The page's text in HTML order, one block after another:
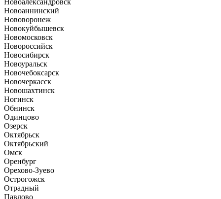
Новоалександровск
Новоаннинский
Нововоронеж
Новокуйбышевск
Новомосковск
Новороссийск
Новосибирск
Новоуральск
Новочебоксарск
Новочеркасск
Новошахтинск
Ногинск
Обнинск
Одинцово
Озерск
Октябрьск
Октябрьский
Омск
Оренбург
Орехово-Зуево
Острогожск
Отрадный
Павлово